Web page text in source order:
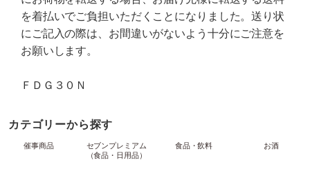
を着払いでご負担いただくことになりました。送り状
にご記入の際は、お間違いがないよう十分にご注意を
お願いします。
ＦＤＧ３０Ｎ
カテゴリーから探す
催事商品
セブンプレミアム
（食品・日用品）
食品・飲料 お酒